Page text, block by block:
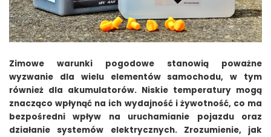
Zimowe warunki pogodowe stanowią poważne
wyzwanie dla wielu elementów samochodu, w tym
również dla akumulatorów. Niskie temperatury mogą
znacząco wpłynąć na ich wydajność i żywotność, co ma
bezpośredni wpływ na uruchamianie pojazdu oraz
działanie systemów elektrycznych. Zrozumienie, jak